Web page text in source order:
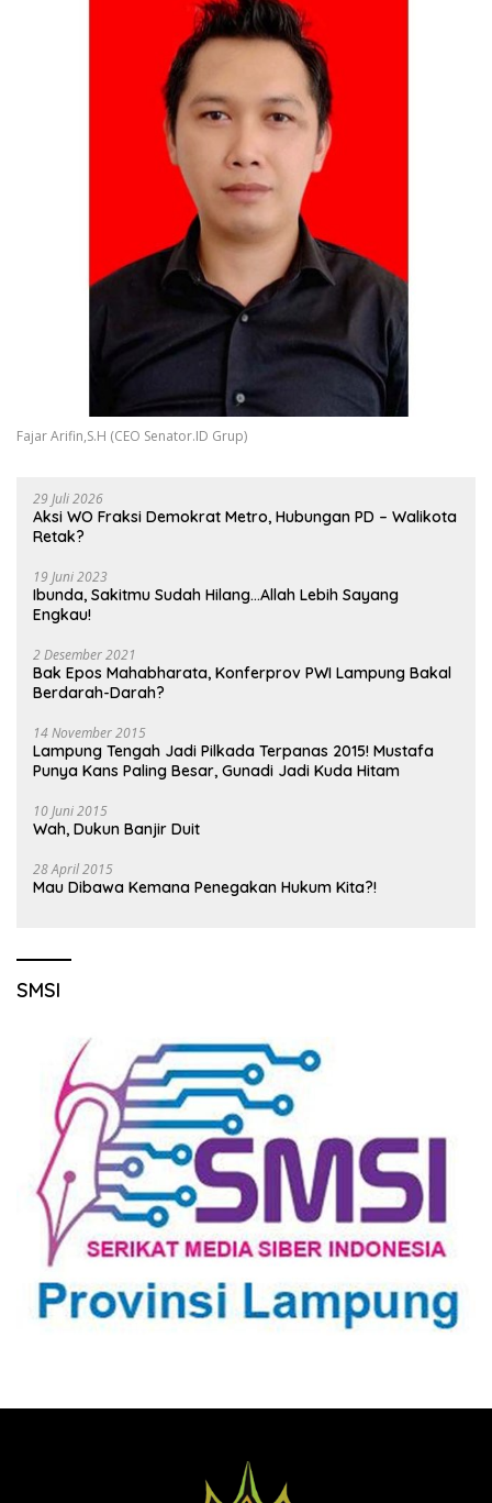
Fajar Arifin,S.H (CEO Senator.ID Grup)
29 Juli 2026
Aksi WO Fraksi Demokrat Metro, Hubungan PD – Walikota
Retak?
19 Juni 2023
Ibunda, Sakitmu Sudah Hilang…Allah Lebih Sayang
Engkau!
2 Desember 2021
Bak Epos Mahabharata, Konferprov PWI Lampung Bakal
Berdarah-Darah?
14 November 2015
Lampung Tengah Jadi Pilkada Terpanas 2015! Mustafa
Punya Kans Paling Besar, Gunadi Jadi Kuda Hitam
10 Juni 2015
Wah, Dukun Banjir Duit
28 April 2015
Mau Dibawa Kemana Penegakan Hukum Kita?!
SMSI